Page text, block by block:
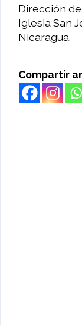
Dirección
Iglesia San
Nicaragua.
Compartir